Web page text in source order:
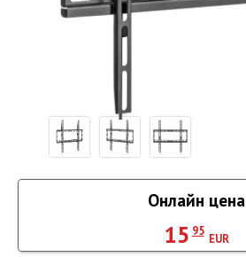
Онлайн цена
15 95
EUR